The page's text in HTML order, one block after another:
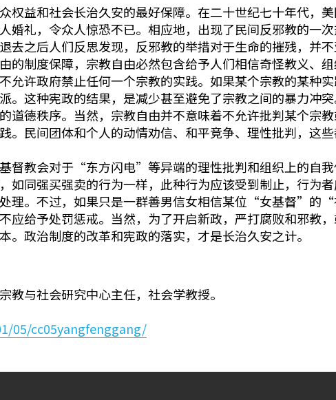
益和社会长治久安的最好保障。在二十世纪七十年代，美
礼，令众人惊恐不已。相应地，出现了民间反邪教的一次
去之后人们反思发现，反邪教的举措对于生命的摧残，并
的制度保障，宗教自由必然包含给予人们相信奇怪教义、
允许政府禁止任何一个宗教的实践。如果某个宗教的某种
。这种宪政的结果，是减少甚至避免了宗教之间的暴力冲
道德秩序。当然，宗教自由并不意味着不允许批判某个宗
民间团体和个人的动情劝信、和平竞争、理性批判，这些
督教会对于“东方闪电”等异端的理性批判和组织上的自
同强买强卖的行为一样，此种行为应该受到制止，行为
理。不过，如果只是一群善男信女相信某位“女基督”的
应给予处罚惩戒。当然，为了开启新政，严打腐败和邪教
政治制度的改革和宪政的落实，才是长治久安之计。
与社会研究中心主任，社会学教授。
05/cc05yangfenggang/